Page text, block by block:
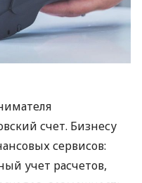
счет. Бизнесу
сервисов:
учет расчетов,